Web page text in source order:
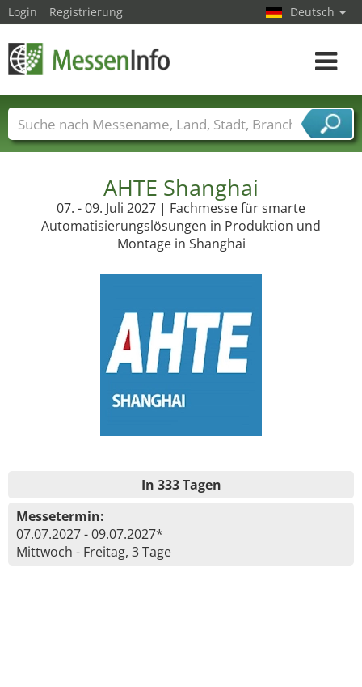
AHTE Shanghai
07. - 09. Juli 2027 | Fachmesse für smarte
Automatisierungslösungen in Produktion und
Montage in Shanghai
In 333 Tagen
Messetermin:
07.07.2027 - 09.07.2027*
Mittwoch - Freitag, 3 Tage
Login Registrierung Deutsch
Toggle
Messenamen Länder Städte
Branchen